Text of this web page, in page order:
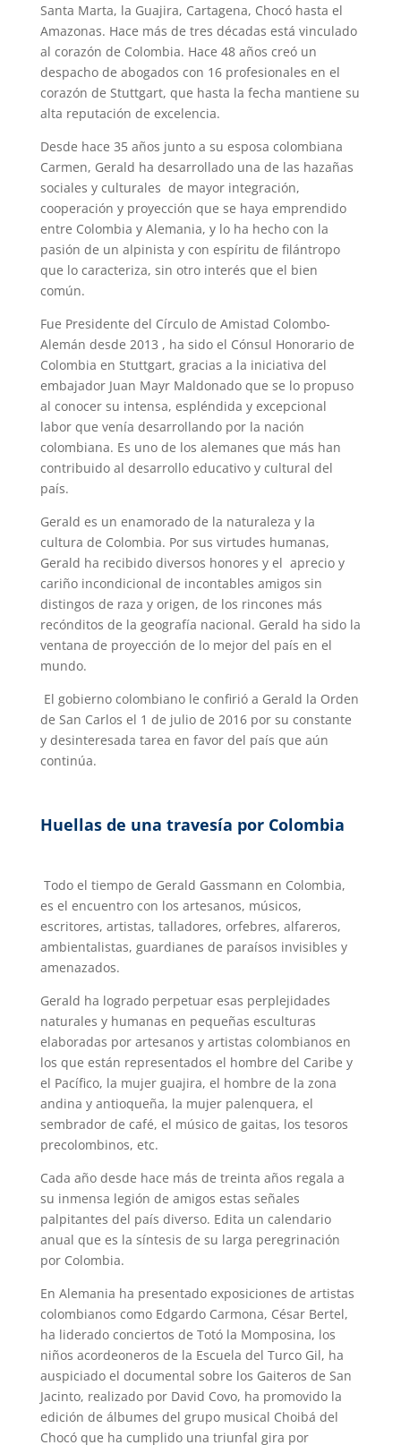
Santa Marta, la Guajira, Cartagena, Chocó hasta el
Amazonas. Hace más de tres décadas está vinculado
al corazón de Colombia. Hace 48 años creó un
despacho de abogados con 16 profesionales en el
corazón de Stuttgart, que hasta la fecha mantiene su
alta reputación de excelencia.
Desde hace 35 años junto a su esposa colombiana
Carmen, Gerald ha desarrollado una de las hazañas
sociales y culturales de mayor integración,
cooperación y proyección que se haya emprendido
entre Colombia y Alemania, y lo ha hecho con la
pasión de un alpinista y con espíritu de filántropo
que lo caracteriza, sin otro interés que el bien
común.
Fue Presidente del Círculo de Amistad Colombo-
Alemán desde 2013 , ha sido el Cónsul Honorario de
Colombia en Stuttgart, gracias a la iniciativa del
embajador Juan Mayr Maldonado que se lo propuso
al conocer su intensa, espléndida y excepcional
labor que venía desarrollando por la nación
colombiana. Es uno de los alemanes que más han
contribuido al desarrollo educativo y cultural del
país.
Gerald es un enamorado de la naturaleza y la
cultura de Colombia. Por sus virtudes humanas,
Gerald ha recibido diversos honores y el aprecio y
cariño incondicional de incontables amigos sin
distingos de raza y origen, de los rincones más
recónditos de la geografía nacional. Gerald ha sido la
ventana de proyección de lo mejor del país en el
mundo.
El gobierno colombiano le confirió a Gerald la Orden
de San Carlos el 1 de julio de 2016 por su constante
y desinteresada tarea en favor del país que aún
continúa.
Huellas de una travesía por Colombia
Todo el tiempo de Gerald Gassmann en Colombia,
es el encuentro con los artesanos, músicos,
escritores, artistas, talladores, orfebres, alfareros,
ambientalistas, guardianes de paraísos invisibles y
amenazados.
Gerald ha logrado perpetuar esas perplejidades
naturales y humanas en pequeñas esculturas
elaboradas por artesanos y artistas colombianos en
los que están representados el hombre del Caribe y
el Pacífico, la mujer guajira, el hombre de la zona
andina y antioqueña, la mujer palenquera, el
sembrador de café, el músico de gaitas, los tesoros
precolombinos, etc.
Cada año desde hace más de treinta años regala a
su inmensa legión de amigos estas señales
palpitantes del país diverso. Edita un calendario
anual que es la síntesis de su larga peregrinación
por Colombia.
En Alemania ha presentado exposiciones de artistas
colombianos como Edgardo Carmona, César Bertel,
ha liderado conciertos de Totó la Momposina, los
niños acordeoneros de la Escuela del Turco Gil, ha
auspiciado el documental sobre los Gaiteros de San
Jacinto, realizado por David Covo, ha promovido la
edición de álbumes del grupo musical Choibá del
Chocó que ha cumplido una triunfal gira por